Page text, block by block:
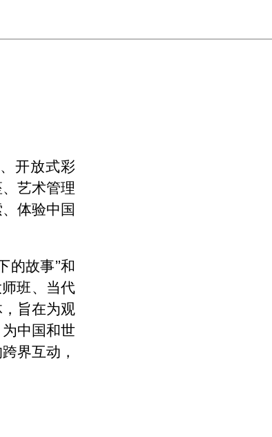
开放式彩
艺术管理
体验中国
的故事”和
班、当代
旨在为观
中国和世
界互动，